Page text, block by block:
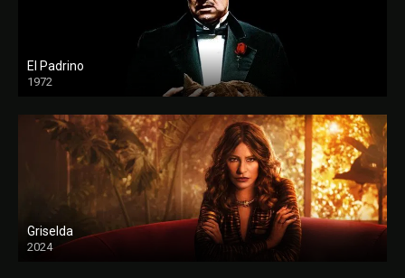
El Padrino
1972
FULL HD
Griselda
2024